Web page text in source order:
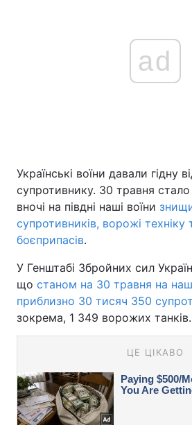
ad
Українські воїни давали гідну
супротивнику. 30 травня
вночі на півдні наші воїни
супротивників, ворожі техніку
боєприпасів.
У Генштабі Збройних сил
що станом на 30 травня на
приблизно 30 тисяч 350
зокрема, 1 349 ворожих танків.